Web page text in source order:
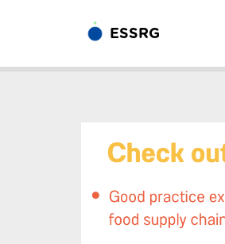
ESSRG